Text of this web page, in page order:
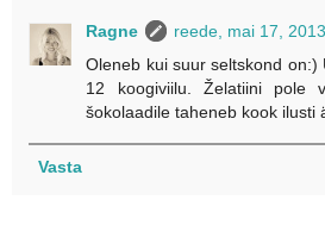
Ragne
reede, mai 17,
Oleneb kui suur seltskond on:)
12 koogiviilu. Želatiini pole
šokolaadile taheneb kook ilusti
Vasta